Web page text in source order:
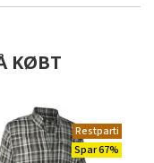
KØBT
Restparti
Spar 67%